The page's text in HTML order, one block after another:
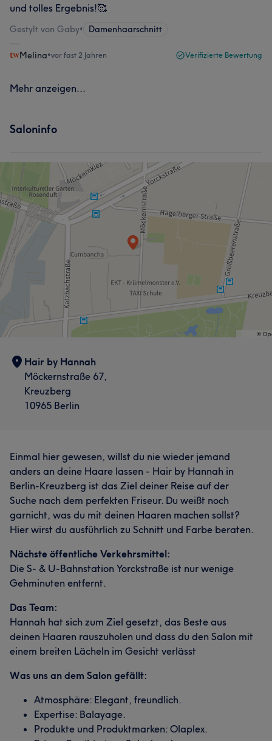
und tolles Ergebnis!🥰
Gestylt von Gaby• Damenhaarschnitt
Melina•vor fast 2 Jahren Verifizierte Bewertung
Mehr anzeigen...
Saloninfo
Hair by Hannah
Möckernstraße 67,
Kreuzberg
10965 Berlin
Einmal hier gewesen, willst du nie wieder jemand
anders an deine Haare lassen - Hair by Hannah in
Berlin-Kreuzberg ist das Ziel deiner Reise auf der
Suche nach dem perfekten Friseur. Du weißt noch
garnicht, was du mit deinen Haaren machen sollst?
Hier wirst du ausführlich zu Schnitt und Farbe beraten.
Nächste öffentliche Verkehrsmittel:
Die S- & U-Bahnstation Yorckstraße ist nur wenige
Gehminuten entfernt.
Das Team:
Hannah hat sich zum Ziel gesetzt, das Beste aus
deinen Haaren rauszuholen und dass du den Salon mit
einem breiten Lächeln im Gesicht verlässt
Was uns an dem Salon gefällt:
Atmosphäre: Elegant, freundlich.
Expertise: Balayage.
Produkte und Produktmarken: Olaplex.